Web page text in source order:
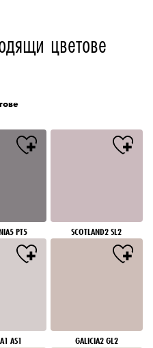
цветове
PT5 SCOTLAND2 SL2
AS1 GALICIA2 GL2